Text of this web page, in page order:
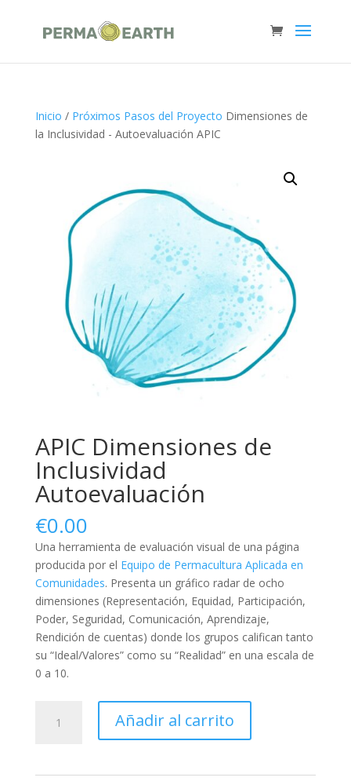
Inicio / Próximos Pasos del Proyecto Dimensiones de
la Inclusividad - Autoevaluación APIC
APIC Dimensiones de
Inclusividad
Autoevaluación
€0.00
Una herramienta de evaluación visual de una página
producida por el Equipo de Permacultura Aplicada en
Comunidades. Presenta un gráfico radar de ocho
dimensiones (Representación, Equidad, Participación,
Poder, Seguridad, Comunicación, Aprendizaje,
Rendición de cuentas) donde los grupos califican tanto
su “Ideal/Valores” como su “Realidad” en una escala de
0 a 10.
Dimensions
Añadir al carrito